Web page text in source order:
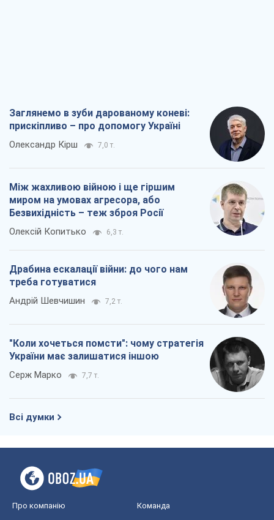
Заглянемо в зуби дарованому коневі:
прискіпливо – про допомогу Україні
Олександр Кірш 7,0 т.
Між жахливою війною і ще гіршим
миром на умовах агресора, або
Безвихідність – теж зброя Росії
Олексій Копитько 6,3 т.
Драбина ескалації війни: до чого нам
треба готуватися
Андрій Шевчишин 7,2 т.
"Коли хочеться помсти": чому стратегія
України має залишатися іншою
Серж Марко 7,7 т.
Всі думки
Про компанію Команда